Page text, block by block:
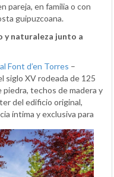
pareja, en familia o con
guipuzcoana.
y naturaleza junto a
Font d’en Torres –
siglo XV rodeada de 125
techos de madera y
del edificio original,
íntima y exclusiva para